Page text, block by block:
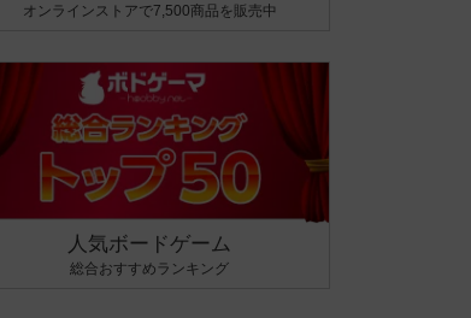
オンラインストアで7,500商品を販売中
人気ボードゲーム
総合おすすめランキング